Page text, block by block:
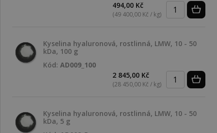
494,00 Kč
(49 400,00 Kč / kg)
Kyselina hyaluronová, rostlinná, LMW, 10 - 50
kDa, 100 g
Kód: AD009_100
2 845,00 Kč
(28 450,00 Kč / kg)
Kyselina hyaluronová, rostlinná, LMW, 10 - 50
kDa, 5 g